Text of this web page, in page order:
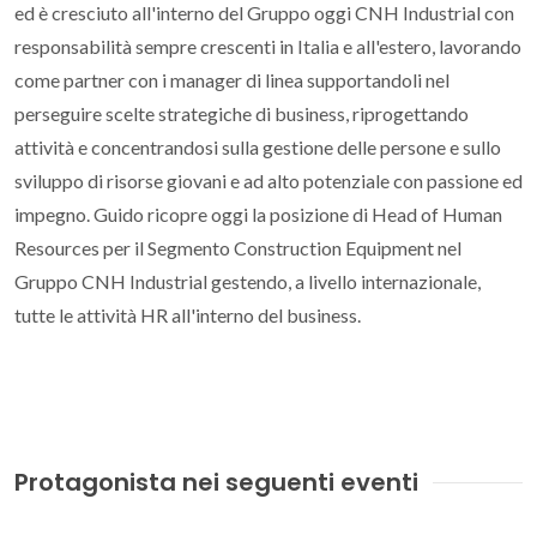
ed è cresciuto all'interno del Gruppo oggi CNH Industrial con
responsabilità sempre crescenti in Italia e all'estero, lavorando
come partner con i manager di linea supportandoli nel
perseguire scelte strategiche di business, riprogettando
attività e concentrandosi sulla gestione delle persone e sullo
sviluppo di risorse giovani e ad alto potenziale con passione ed
impegno. Guido ricopre oggi la posizione di Head of Human
Resources per il Segmento Construction Equipment nel
Gruppo CNH Industrial gestendo, a livello internazionale,
tutte le attività HR all'interno del business.
Protagonista nei seguenti eventi